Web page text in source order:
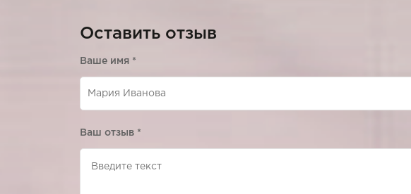
Оставить отзыв
Ваше имя *
Ваш отзыв *